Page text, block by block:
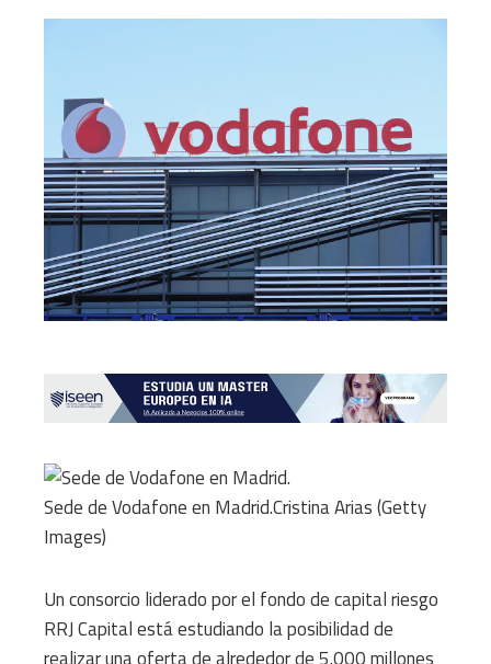
Sede de Vodafone en Madrid.Cristina Arias (Getty
Images)
Un consorcio liderado por el fondo de capital riesgo
RRJ Capital está estudiando la posibilidad de
realizar una oferta de alrededor de 5.000 millones